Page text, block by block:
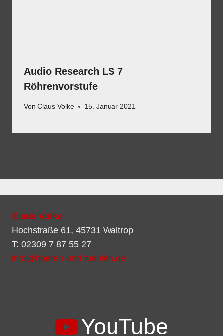
Audio Research LS 7
Röhrenvorstufe
Von Claus Volke 15. Januar 2021
Claus Volke
Hochstraße 61, 45731 Waltrop
T: 02309 7 87 55 27
info@hoeren-und-fuehlen.de
YouTube